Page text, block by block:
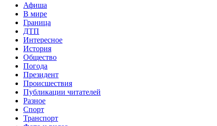
Афиша
В мире
Граница
ДТП
Интересное
История
Общество
Погода
Президент
Происшествия
Публикации читателей
Разное
Спорт
Транспорт